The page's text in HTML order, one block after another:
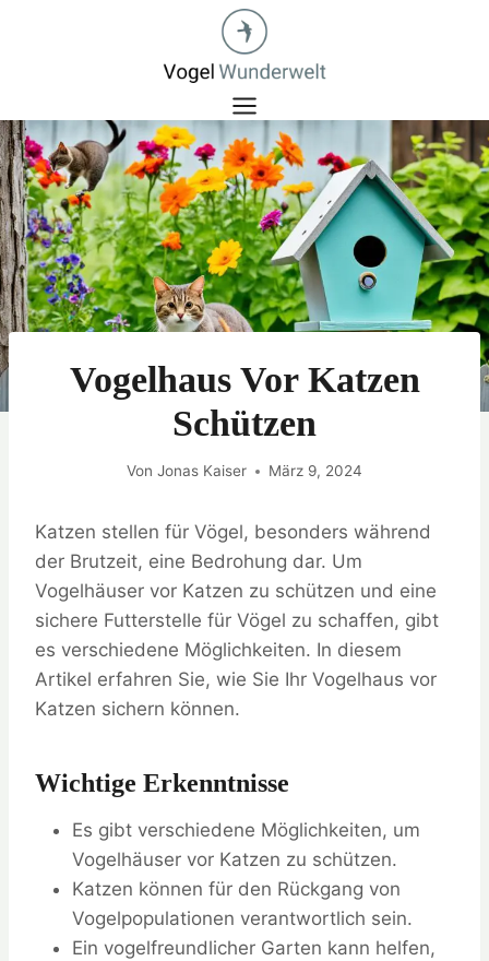
Vogelhaus Vor Katzen
Schützen
Von Jonas Kaiser März 9, 2024
Katzen stellen für Vögel, besonders während
der Brutzeit, eine Bedrohung dar. Um
Vogelhäuser vor Katzen zu schützen und eine
sichere Futterstelle für Vögel zu schaffen, gibt
es verschiedene Möglichkeiten. In diesem
Artikel erfahren Sie, wie Sie Ihr Vogelhaus vor
Katzen sichern können.
Wichtige Erkenntnisse
Es gibt verschiedene Möglichkeiten, um
Vogelhäuser vor Katzen zu schützen.
Katzen können für den Rückgang von
Vogelpopulationen verantwortlich sein.
Ein vogelfreundlicher Garten kann helfen,